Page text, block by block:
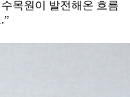
목원이 발전해온 흐름